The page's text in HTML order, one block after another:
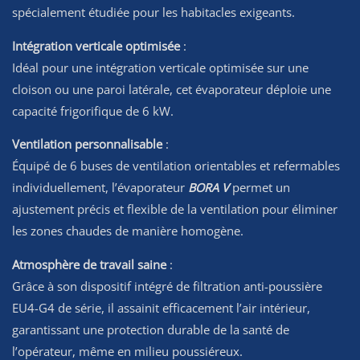
spécialement étudiée pour les habitacles exigeants.
Intégration verticale optimisée:
Idéal pour une intégration verticale optimisée sur une
cloison ou une paroi latérale, cet évaporateur déploie une
capacité frigorifique de 6 kW.
Ventilation personnalisable:
Équipé de 6 buses de ventilation orientables et refermables
individuellement, l’évaporateur BORA Vpermet un
ajustement précis et flexible de la ventilation pour éliminer
les zones chaudes de manière homogène.
Atmosphère de travail saine:
Grâce à son dispositif intégré de filtration anti-poussière
EU4-G4 de série, il assainit efficacement l’air intérieur,
garantissant une protection durable de la santé de
l’opérateur, même en milieu poussiéreux.